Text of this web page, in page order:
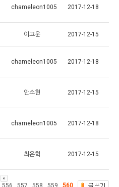
chameleon1005 2017-12-18
이고운 2017-12-15
chameleon1005 2017-12-18
안소현 2017-12-15
chameleon1005 2017-12-18
최은혁 2017-12-15
556 557 558 559 560